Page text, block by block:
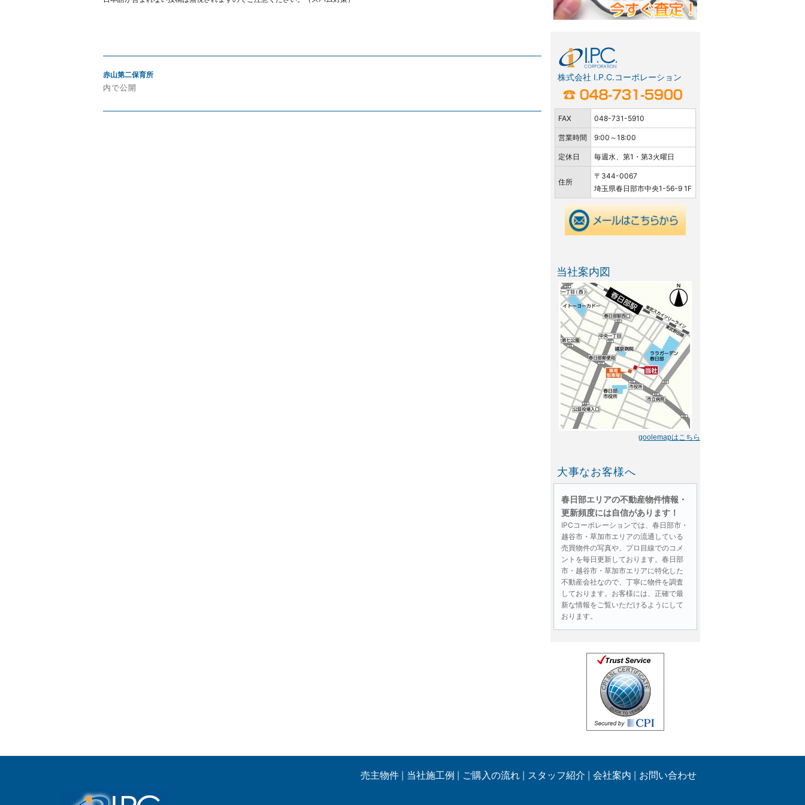
稿
赤山第二保育所
内で公開
株式会社 I.P.C.コーポレーション
FAX 048-731-5910
営業時間 9:00～18:00
定休日 毎週水、第1・第3火曜日
住所
〒344-0067
埼玉県春日部市中央1-56-9 1F
当社案内図
goolemapはこちら
大事なお客様へ
春日部エリアの不動産物件情報・
更新頻度には自信があります！
IPCコーポレーションでは、春日部市・
越谷市・草加市エリアの流通している
売買物件の写真や、プロ目線でのコメ
ントを毎日更新しております。春日部
市・越谷市・草加市エリアに特化した
不動産会社なので、丁寧に物件を調査
しております。お客様には、正確で最
新な情報をご覧いただけるようにして
おります。
物件情報はもちろん、ローンに関する
ご質問、売却査定など、不動産に関す
る様々なお問い合わせであれば即日ご
連絡いたします。営業時間外であって
も、メールでのお問い合わせは２４時
間受付しております。
お客様の目線、同じ立場で最後ま
生活する中で住まい選びはとても重要
です。
物件のご案内の際には、お客様にとっ
売主物件 当社施工例 ご購入の流れ スタッフ紹介 会社案内 お問い合わせ